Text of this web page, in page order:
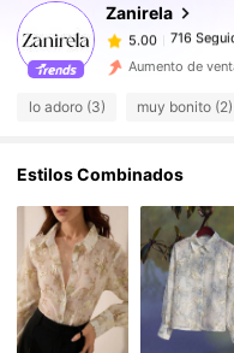
Zanirela
5.00
716
c***z pagó
5.00 716
5.00 716
716
Aumento de
lo adoro (3) muy bonito (2)
Estilos Combinados